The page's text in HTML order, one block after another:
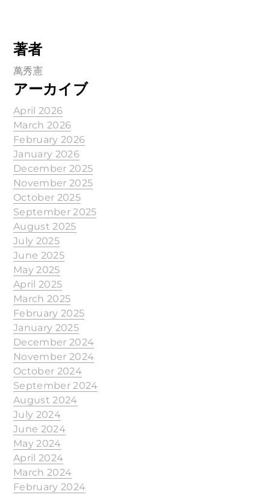
著者
萬秀憲
アーカイブ
April 2026
March 2026
February 2026
January 2026
December 2025
November 2025
October 2025
September 2025
August 2025
July 2025
June 2025
May 2025
April 2025
March 2025
February 2025
January 2025
December 2024
November 2024
October 2024
September 2024
August 2024
July 2024
June 2024
May 2024
April 2024
March 2024
February 2024